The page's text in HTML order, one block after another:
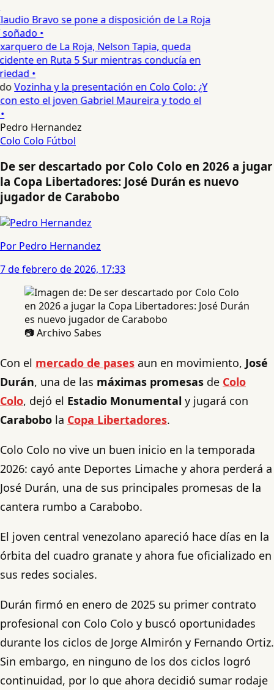
Bravo se pone a disposición de La Roja
•
de La Roja, Nelson Tapia, queda
en Ruta 5 Sur mientras conducía en
•
Vozinha y la presentación en Colo Colo: ¿Y
esto el joven Gabriel Maureira y todo el
Pedro Hernandez
Colo Colo Fútbol
De ser descartado por Colo Colo en 2026 a jugar
la Copa Libertadores: José Durán es nuevo
jugador de Carabobo
Por Pedro Hernandez
7 de febrero de 2026, 17:33
📷 Archivo Sabes
Con el mercado de pases aun en movimiento, José
Durán, una de las máximas promesas de Colo
Colo, dejó el Estadio Monumental y jugará con
Carabobo la Copa Libertadores.
Colo Colo no vive un buen inicio en la temporada
2026: cayó ante Deportes Limache y ahora perderá a
José Durán, una de sus principales promesas de la
cantera rumbo a Carabobo.
El joven central venezolano apareció hace días en la
órbita del cuadro granate y ahora fue oficializado en
sus redes sociales.
Durán firmó en enero de 2025 su primer contrato
profesional con Colo Colo y buscó oportunidades
durante los ciclos de Jorge Almirón y Fernando Ortiz.
Sin embargo, en ninguno de los dos ciclos logró
continuidad, por lo que ahora decidió sumar rodaje